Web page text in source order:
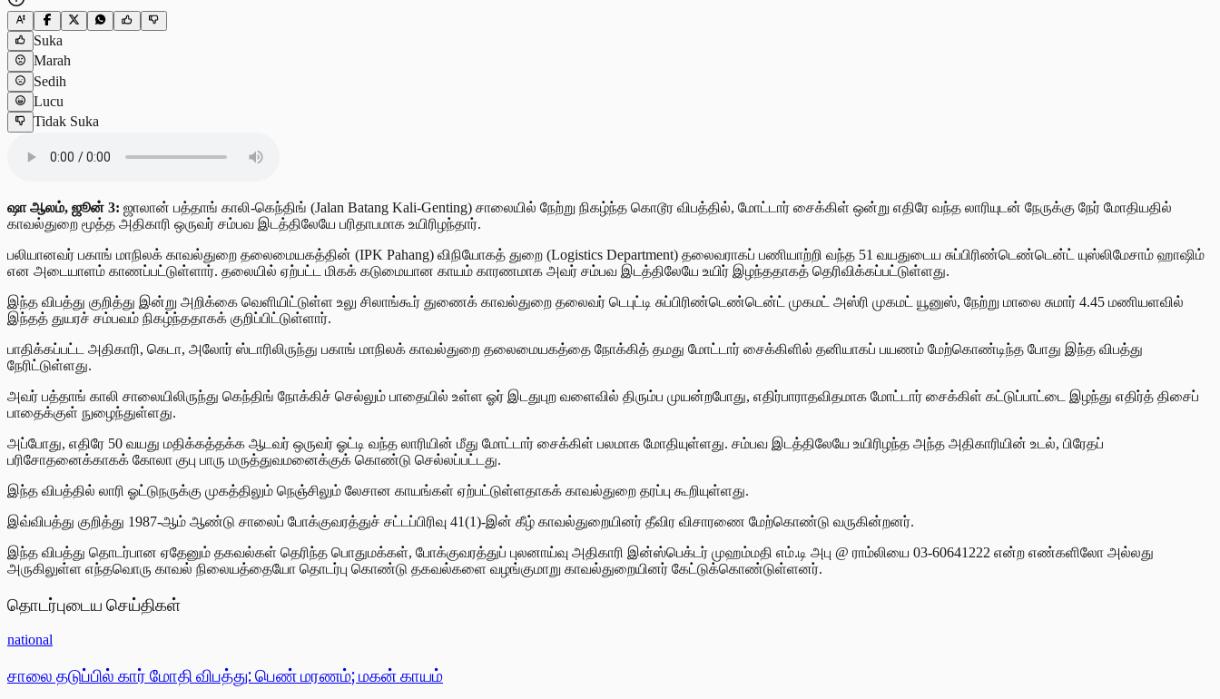
Suka
Marah
Sedih
Lucu
Tidak Suka
ஷா ஆலம், ஜூன் 3: ஜாலான் பத்தாங் காலி-கெந்திங் (Jalan Batang Kali-Genting) சாலையில் நேற்று நிகழ்ந்த கொடூர விபத்தில், மோட்டார் சைக்கிள் ஒன்று எதிரே வந்த லாரியுடன் நேருக்கு நேர் மோதியதில்
காவல்துறை மூத்த அதிகாரி ஒருவர் சம்பவ இடத்திலேயே பரிதாபமாக உயிரிழந்தார்.
பலியானவர் பகாங் மாநிலக் காவல்துறை தலைமையகத்தின் (IPK Pahang) விநியோகத் துறை (Logistics Department) தலைவராகப் பணியாற்றி வந்த 51 வயதுடைய சுப்பிரிண்டெண்டென்ட் யுஸ்லிமேசாம் ஹாஷிம்
என அடையாளம் காணப்பட்டுள்ளார். தலையில் ஏற்பட்ட மிகக் கடுமையான காயம் காரணமாக அவர் சம்பவ இடத்திலேயே உயிர் இழந்ததாகத் தெரிவிக்கப்பட்டுள்ளது.
இந்த விபத்து குறித்து இன்று அறிக்கை வெளியிட்டுள்ள உலு சிலாங்கூர் துணைக் காவல்துறை தலைவர் டெபுட்டி சுப்பிரிண்டெண்டென்ட் முகமட் அஸ்ரி முகமட் யூனுஸ், நேற்று மாலை சுமார் 4.45 மணியளவில்
இந்தத் துயரச் சம்பவம் நிகழ்ந்ததாகக் குறிப்பிட்டுள்ளார்.
பாதிக்கப்பட்ட அதிகாரி, கெடா, அலோர் ஸ்டாரிலிருந்து பகாங் மாநிலக் காவல்துறை தலைமையகத்தை நோக்கித் தமது மோட்டார் சைக்கிளில் தனியாகப் பயணம் மேற்கொண்டிந்த போது இந்த விபத்து
நேரிட்டுள்ளது.
அவர் பத்தாங் காலி சாலையிலிருந்து கெந்திங் நோக்கிச் செல்லும் பாதையில் உள்ள ஓர் இடதுபுற வளைவில் திரும்ப முயன்றபோது, எதிர்பாராதவிதமாக மோட்டார் சைக்கிள் கட்டுப்பாட்டை இழந்து எதிர்த் திசைப்
பாதைக்குள் நுழைந்துள்ளது.
அப்போது, எதிரே 50 வயது மதிக்கத்தக்க ஆடவர் ஒருவர் ஓட்டி வந்த லாரியின் மீது மோட்டார் சைக்கிள் பலமாக மோதியுள்ளது. சம்பவ இடத்திலேயே உயிரிழந்த அந்த அதிகாரியின் உடல், பிரேதப்
பரிசோதனைக்காகக் கோலா குபு பாரு மருத்துவமனைக்குக் கொண்டு செல்லப்பட்டது.
இந்த விபத்தில் லாரி ஓட்டுநருக்கு முகத்திலும் நெஞ்சிலும் லேசான காயங்கள் ஏற்பட்டுள்ளதாகக் காவல்துறை தரப்பு கூறியுள்ளது.
இவ்விபத்து குறித்து 1987-ஆம் ஆண்டு சாலைப் போக்குவரத்துச் சட்டப்பிரிவு 41(1)-இன் கீழ் காவல்துறையினர் தீவிர விசாரணை மேற்கொண்டு வருகின்றனர்.
இந்த விபத்து தொடர்பான ஏதேனும் தகவல்கள் தெரிந்த பொதுமக்கள், போக்குவரத்துப் புலனாய்வு அதிகாரி இன்ஸ்பெக்டர் முஹம்மதி எம்.டி அபு @ ராம்லியை 03-60641222 என்ற எண்களிலோ அல்லது
அருகிலுள்ள எந்தவொரு காவல் நிலையத்தையோ தொடர்பு கொண்டு தகவல்களை வழங்குமாறு காவல்துறையினர் கேட்டுக்கொண்டுள்ளனர்.
தொடர்புடைய செய்திகள்
national
சாலை தடுப்பில் கார் மோதி விபத்து: பெண் மரணம்; மகன் காயம்